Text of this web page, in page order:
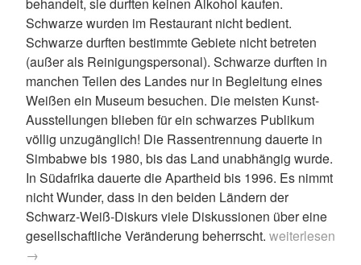
Schwarze wurden im Restaurant nicht bedient.
Schwarze durften bestimmte Gebiete nicht betreten
(außer als Reinigungspersonal). Schwarze durften in
manchen Teilen des Landes nur in Begleitung eines
Weißen ein Museum besuchen. Die meisten Kunst-
Ausstellungen blieben für ein schwarzes Publikum
völlig unzugänglich! Die Rassentrennung dauerte in
Simbabwe bis 1980, bis das Land unabhängig wurde.
In Südafrika dauerte die Apartheid bis 1996. Es nimmt
nicht Wunder, dass in den beiden Ländern der
Schwarz-Weiß-Diskurs viele Diskussionen über eine
gesellschaftliche Veränderung beherrscht. „Simbabwe
weiterlesen
→